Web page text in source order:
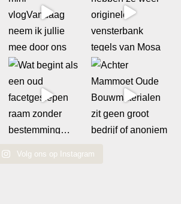
Volg ons op Instagram